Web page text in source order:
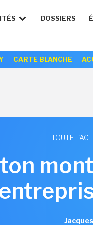
DOSSIERS
CARTE BLANCHE
TOUTE
ton